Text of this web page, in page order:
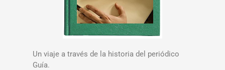
Un viaje a través de la historia del periódico
Guía.